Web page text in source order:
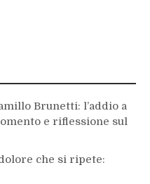
Brunetti: l’addio a
e riflessione sul
che si ripete: